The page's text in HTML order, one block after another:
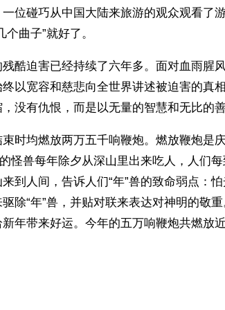
位碰巧从中国大陆来旅游的观众观看了
曲子”就好了。
酷迫害已经持续了六年多。面对血雨腥
以宽容和慈悲向全世界讲述被迫害的真
没有仇恨，而是以无量的智慧和无比的
时均燃放两万五千响鞭炮。燃放鞭炮是
怪兽每年除夕从深山里出来吃人，人们
到人间，告诉人们“年”兽的致命弱点：
除“年”兽，并贴对联来表达对神明的敬
年带来好运。今年的五万响鞭炮共燃放